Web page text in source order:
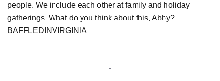
people. We include each other at family and holiday
gatherings. What do you think about this, Abby?
BAFFLEDINVIRGINIA